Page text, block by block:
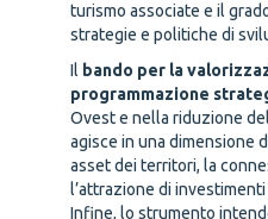
turismo associate e il
strategie e politiche di
Il bando per la
programmazione
Ovest e nella riduzione
agisce in una dimensione
asset dei territori, la
l’attrazione di
Infine, lo strumento